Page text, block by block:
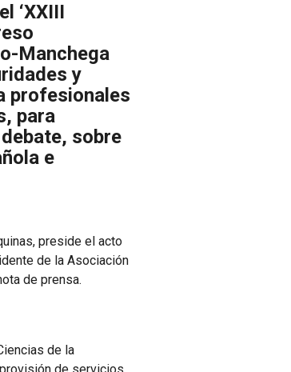
‘XXIII
Manchega
y
profesionales
para
sobre
e
preside el acto
de la Asociación
de prensa.
de la